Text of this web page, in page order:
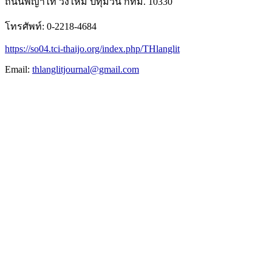
โทรศัพท์: 0-2218-4684
https://so04.tci-thaijo.org/index.php/THlanglit
Email: thlanglitjournal@gmail.com